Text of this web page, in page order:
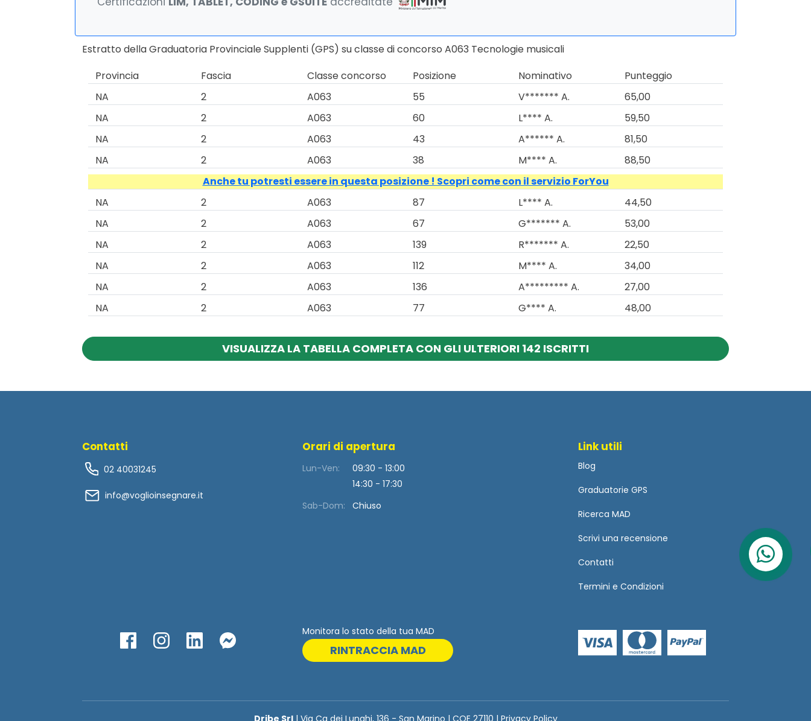
Estratto della Graduatoria Provinciale Supplenti (GPS) su classe di concorso A063 Tecnologie musicali
Provincia
Fascia Classe concorso Posizione Nominativo
Punteggio
NA
2 A063 55 V******* A.
65,00
NA
2 A063 60 L**** A.
59,50
NA
2 A063 43 A****** A.
81,50
NA
2 A063 38 M**** A.
88,50
Anche tu potresti essere in questa posizione ! Scopri come con il servizio ForYou
NA
2 A063 87 L**** A.
44,50
NA
2 A063 67 G******* A.
53,00
NA
2 A063 139 R******* A.
22,50
NA
2 A063 112 M**** A.
34,00
NA
2 A063 136 A********* A.
27,00
NA
2 A063 77 G**** A. 48,00
VISUALIZZA LA TABELLA COMPLETA CON GLI ULTERIORI 142 ISCRITTI
Contatti
02 40031245
info@voglioinsegnare.it
Orari di apertura
Lun-Ven:
09:30 - 13:00
14:30 - 17:30
Sab-Dom:
Chiuso
Link utili
Blog
Graduatorie GPS
Ricerca MAD
Scrivi una recensione
Contatti
Termini e Condizioni
Monitora lo stato della tua MAD
RINTRACCIA MAD
Dribe Srl| Via Ca dei Lunghi, 136 - San Marino | COE 27110 | Privacy Policy